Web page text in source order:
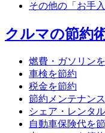
その他の「お手入
クルマの節約
燃費・ガソリン
車検を節約
税金を節約
節約メンテナン
シェア・レンタ
自動車保険代を